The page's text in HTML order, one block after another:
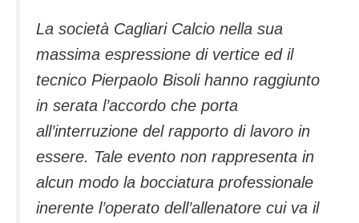
La società Cagliari Calcio nella sua
massima espressione di vertice ed il
tecnico Pierpaolo Bisoli hanno raggiunto
in serata l’accordo che porta
all’interruzione del rapporto di lavoro in
essere. Tale evento non rappresenta in
alcun modo la bocciatura professionale
inerente l’operato dell’allenatore cui va il